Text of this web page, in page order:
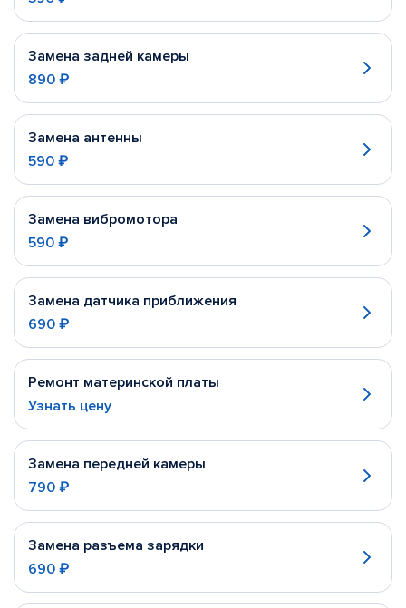
Замена задней камеры
890 ₽
Замена антенны
590 ₽
Замена вибромотора
590 ₽
Замена датчика приближения
690 ₽
Ремонт материнской платы
Узнать цену
Замена передней камеры
790 ₽
Замена разъема зарядки
690 ₽